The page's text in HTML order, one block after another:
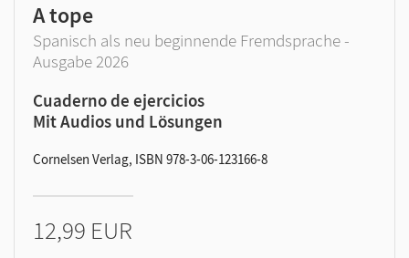
A tope
Spanisch als neu beginnende Fremdsprache -
Ausgabe 2026
Cuaderno de ejercicios
Mit Audios und Lösungen
Cornelsen Verlag, ISBN 978-3-06-123166-8
12,99 EUR